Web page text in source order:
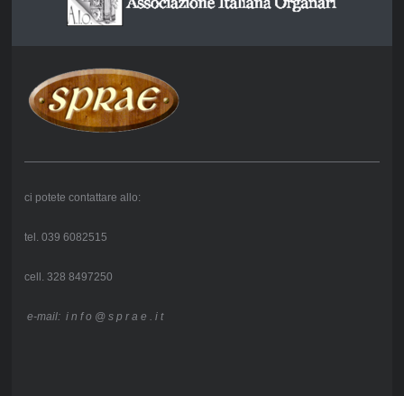
ci potete contattare allo:
tel. 039 6082515
cell. 328 8497250
e-mail: i n f o @ s p r a e . i t